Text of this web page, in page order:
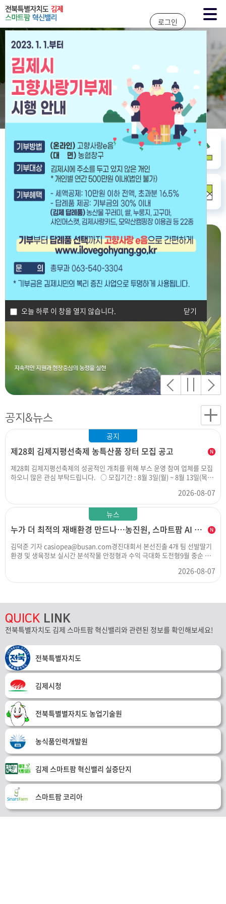
주메뉴 바로가기
본문 바로가기
오늘 하루 이 창을 열지 않습니다. 닫기
로그인
스마트팜 혁신밸리
우리 농업의 현재와 미래를 위한
든든한 버팀목이 되고자 노력하겠습니다!
시설 안내
임대 안내
바로가기
찾아가는 길
바로가기
공지&뉴스
공지
제28회 김제지평선축제 농특산품 장터 모집 공고
제28회 김제지평선축제의 성공적인 개최를 위해 부스 운영 참여 업체를 모집
하오니 많은 관심 부탁드립니다. ○ 모집기간 : 8월 3일(월) ~ 8월 13일(목)
스 ○ 신청방법 : 김제시농업기술센터 상록관 2층 스마트유통과 농식품유통
팀 직접방문 제출 ○ 결과발표 : 서류심사 후 2026.8.20.(목)한 개별 유선통
지 ○ 구비서류 : 붙임파일 참조 ○ 문 의 처 : 063)540-4342, 063)547-7855
2026-08-07
뉴스
누가 더 최적의 재배환경 만드나…농진원, 스마트팜 AI 경진대회 개최
김덕준 기자 casiopea@busan.com경진대회서 본선진출 4개 팀 선발딸기
환경 및 생육정보 실시간 분석작물 안정형과 수익 극대화 도전형9월 중순 설
인공지능(AI) 경진대회’를 열고 본선에 진출할 최종 4개 팀을 선발했다고 3일
밝혔다. 사진은 예선 모습. 농진원 제공딸기 등 농작물을 키울 때 현장에서 적
경진대회는 모두 87개 팀 447명이 참가했다. 이 가운데 ▲SNUx이삭 AI ▲김
해딸기맛있닷 ▲팜팜팜 ▲베리디시전 등 상위 4개 팀(총 33명)이 본선 진출권
을 획득했다.예선평가에서는 참가팀들이 제시한 AI 모델의 완성도와 농업 현
장 적용 가능성, 사업화 역량 등을 심사했다. 총 상금이 1억원이며 대상에는
5000만원이 제공된다.먼저 ‘SNUx이삭 AI’는 딸기 재배·생리 분야의 학술적
전문성을 갖춘 농업대학 연구진과 산업 AI 및 설비 제어 기술을 보유한 기업이
융합한 팀이다. AI가 환경 및 생육 정보를 실시간 분석해 첫 수확 시기를 앞당
기면서도 이후 화방을 안정적으로 유지하는 ‘초촉성 재배’ 모델을 구현한다.
화방이란 ‘꽃송이 무리’ 또는 ‘꽃이 달리는 자리’를 말하며 생육 진척을 설명할
때 쓰는 말이다.‘김해딸기맛있닷’은 AI·소프트웨어·하드웨어 개발기업과 농
업인이 직접 참여해 모델 개발부터 현장 검증까지 원스톱으로 수행하는 역량
을 선보였다. 예선에서 개발한 AI 모델을 실제 온실 제어 시스템과 연계하고,
센서나 기자재 오작동시 안전 모드로 자동 전환되는 비상 대응시스템까지 검
증할 계획이다.‘팜팜팜’은 스마트팜 설계·시공 기업과 대학이 연합한 팀으로,
작물의 안정성을 최우선하는 ‘안정형’과 농가 수익 극대화를 추구하는 ‘도전
형’ 등 두 가지 의사결정 알고리즘을 제안했다. 이를 통해 농가가 경영 목표에
따라 최적의 재배 전략을 선택할 수 있는 AI 모델의 실효성을 입증할 예정이
다.‘베리디시전’은 베테랑 농업인의 실제 재배 노하우를 AI의 목표 설정 및 판
단 규칙으로 구체화했다. 딸기의 생육 단계와 재배 목표에 맞춰 관수, 양액 공
급, 환경 제어를 세밀하게 수행하는 AI 모델을 구현해 선보일 예정이다.본선
진출 팀들은 8월 중순 국립원예특작과학원 첨단온실에서 열리는 본선 오리엔
테이션에 참석한다. 모델과 온실 장비 간 연동 작업 및 사전 점검을 거쳐, 9월
중순부터 딸기 대표 품종인 ‘설향’을 대상으로 본격적인 원격 실증재배에 돌
2026-08-07
QUICK LINK
전북특별자치도 김제 스마트팜 혁신밸리와 관련된 정보를 확인해보세요!
전북특별자치도
김제시청
전북특별별자치도 농업기술원
농식품인력개발원
김제 스마트팜 혁신밸리 실증단지
스마트팜 코리아